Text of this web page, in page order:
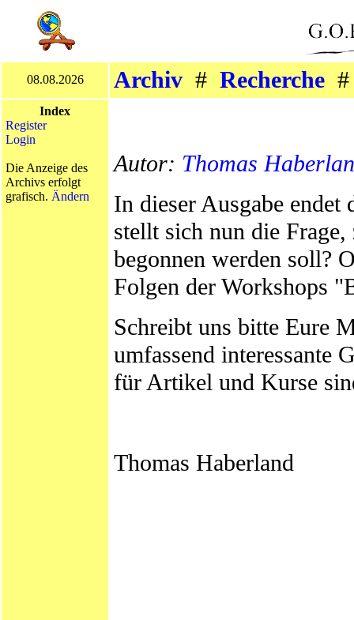
08.08.2026 Archiv # Recherche
Index
Register
Login
Die Anzeige des
Archivs erfolgt
grafisch. Ändern
Autor: Thomas
In dieser Ausgabe
stellt sich nun die
begonnen werden soll?
Folgen der Workshops
Schreibt uns bitte Eure
umfassend interessante
für Artikel und Kurse
Thomas Haberland